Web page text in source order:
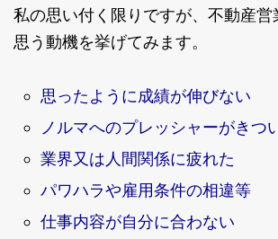
私の思い付く限りですが、不動産営
思う動機を挙げてみます。
思ったように成績が伸びない
ノルマへのプレッシャーがきつ
業界又は人間関係に疲れた
パワハラや雇用条件の相違等
仕事内容が自分に合わない